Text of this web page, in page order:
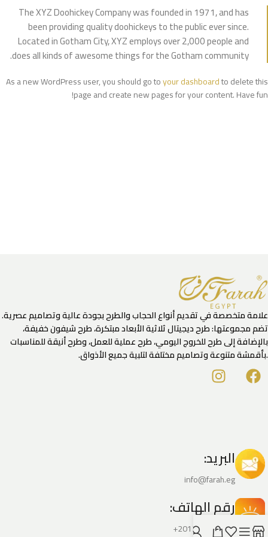
The XYZ Doohickey Company was founded in 1971, and has
been providing quality doohickeys to the public ever since.
Located in Gotham City, XYZ employs over 2,000 people and
does all kinds of awesome things for the Gotham community.
As a new WordPress user, you should go toyour dashboardto delete this
page and create new pages for your content. Have fun!
علامة متخصصة في تقديم أنواع الحجاب والطرح بجودة عالية وتصاميم عصرية.
تضم مجموعتها: طرح ديجيتال ثلاثية الأبعاد مبتكرة، طرح شيفون خفيفة،
بالإضافة إلى طرح للخروج اليومي، طرح عملية للعمل، وطرح أنيقة للمناسبات
.بأقمشة متنوعة وتصاميم مختلفة لتلبية جميع الأذواق.
البريد:
info@farah.eg
رقم الهاتف:
201222556130+